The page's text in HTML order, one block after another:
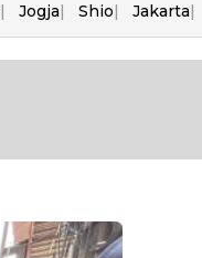
Jogja Shio Jakarta